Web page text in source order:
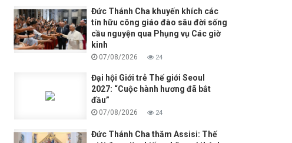
Đức Thánh Cha khuyến khích các
tín hữu công giáo đào sâu đời sống
cầu nguyện qua Phụng vụ Các giờ
kinh
07/08/2026 24
Đại hội Giới trẻ Thế giới Seoul
2027: “Cuộc hành hương đã bắt
đầu”
07/08/2026 24
Đức Thánh Cha thăm Assisi: Thế